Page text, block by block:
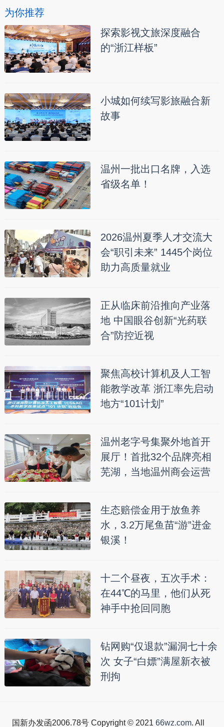
为你推荐
探索影视文旅深度融合
的“浙江样板”
小城如何续写影旅融合新
故事
温州一批出口名牌，入选
省级名单！
2026温州夏季人才交流大
会“职引未来” 1445个岗位
助力高质量就业
正从临床前沿推向产业落
地 中国眼谷创新“光药联
合”防控近视
聚焦高校计算机及人工智
能教学改革 浙江率先启动
地方“101计划”
温州老字号集聚外地首开
展厅！首批32个品牌亮相
芜湖，当地温州商会运营
生态赔偿金用于放鱼养
水，3.2万尾鱼苗“游”进金
银溪！
十二个昼夜，五次手术：
在44℃的马里，他们从死
神手中抢回同胞
钻网购“仅退款”漏洞七十余
次 女子“白嫖”满屋新衣被
刑拘
国新办发函2006.78号 Copyright © 2021 66wz.com. All